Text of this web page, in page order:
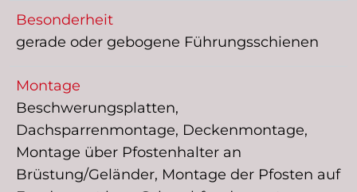
Besonderheit
gerade oder gebogene Führungsschienen
Montage
Beschwerungsplatten,
Dachsparrenmontage, Deckenmontage,
Montage über Pfostenhalter an
Brüstung/Geländer, Montage der Pfosten auf